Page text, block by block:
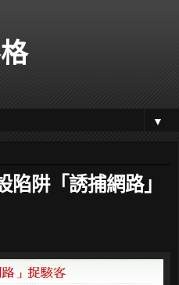
▼
阱「誘捕網路」